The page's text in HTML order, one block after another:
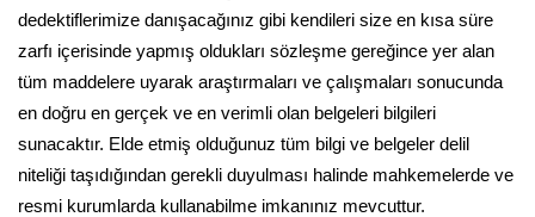
dedektiflerimize danışacağınız gibi kendileri size en kısa süre
zarfı içerisinde yapmış oldukları sözleşme gereğince yer alan
tüm maddelere uyarak araştırmaları ve çalışmaları sonucunda
en doğru en gerçek ve en verimli olan belgeleri bilgileri
sunacaktır. Elde etmiş olduğunuz tüm bilgi ve belgeler delil
niteliği taşıdığından gerekli duyulması halinde mahkemelerde ve
resmi kurumlarda kullanabilme imkanınız mevcuttur.